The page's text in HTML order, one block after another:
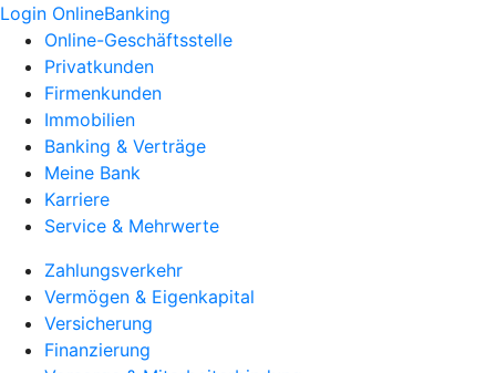
Login OnlineBanking
Online-Geschäftsstelle
Privatkunden
Firmenkunden
Immobilien
Banking & Verträge
Meine Bank
Karriere
Service & Mehrwerte
Zahlungsverkehr
Vermögen & Eigenkapital
Versicherung
Finanzierung